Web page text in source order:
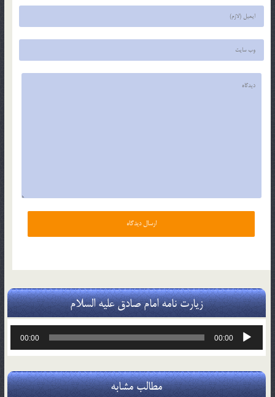
زیارت نامه امام صادق علیه السلام
پخش‌کننده
00:00
00:00
مطالب مشابه